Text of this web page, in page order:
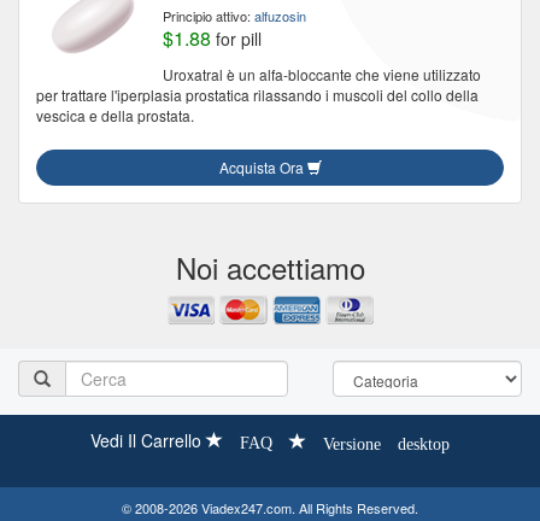
Principio attivo: alfuzosin
$1.88 for pill
Uroxatral è un alfa-bloccante che viene utilizzato
per trattare l'iperplasia prostatica rilassando i muscoli del collo della
vescica e della prostata.
Acquista Ora
Noi accettiamo
Vedi Il Carrello FAQ Versione desktop
© 2008-2026 Viadex247.com. All Rights Reserved.